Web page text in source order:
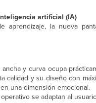
artificial (IA)
aprendizaje, la nueva
y curva ocupa
calidad y su diseño con
una dimensión emocional.
se adaptan al